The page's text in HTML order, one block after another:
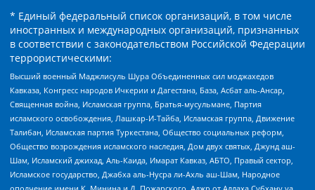
* Единый федеральный список организаций, в том числе
иностранных и международных организаций, признанных
в соответствии с законодательством Российской Федерации
террористическими:
Высший военный Маджлисуль Шура Объединенных сил моджахедов
Кавказа, Конгресс народов Ичкерии и Дагестана, База, Асбат аль-Ансар,
Священная война, Исламская группа, Братья-мусульмане, Партия
исламского освобождения, Лашкар-И-Тайба, Исламская группа, Движение
Талибан, Исламская партия Туркестана, Общество социальных реформ,
Общество возрождения исламского наследия, Дом двух святых, Джунд аш-
Шам, Исламский джихад, Аль-Каида, Имарат Кавказ, АБТО, Правый сектор,
Исламское государство, Джабха аль-Нусра ли-Ахль аш-Шам, Народное